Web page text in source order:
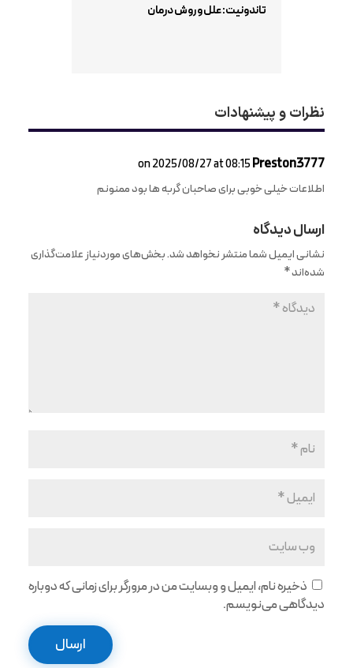
تاندونیت: علل و روش درمان
نظرات و پیشنهادات
Preston3777
on 2025/08/27 at 08:15
اطلاعات خیلی خوبی برای صاحبان گربه ها بود ممنونم
ارسال دیدگاه
نشانی ایمیل شما منتشر نخواهد شد.بخش‌های موردنیاز علامت‌گذاری
شده‌اند*
ذخیره نام، ایمیل و وبسایت من در مرورگر برای زمانی که دوباره
دیدگاهی می‌نویسم.
ارسال